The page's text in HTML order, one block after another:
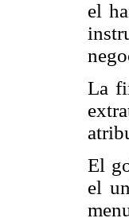
el
La
El
el